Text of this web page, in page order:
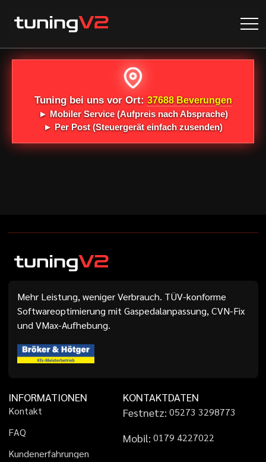
Tuning bei uns vor Ort: 37688 Beverungen
► Mobiler Service(Aufpreis nach Absprache)
►Per Post(Steuergerät einfach zusenden)
Mehr Leistung, weniger Verbrauch. TÜV-konforme
Softwareoptimierung mit Gaspedalanpassung, CVN-Fix
und VMax-Aufhebung.
INFORMATIONEN
Kontakt
FAQ
Kundenerfahrungen
KONTAKTDATEN
Festnetz: 05273 3298773
Mobil: 01 79 4227022